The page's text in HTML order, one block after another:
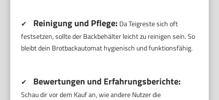
✔ Reinigung und Pflege: Da Teigreste sich oft
festsetzen, sollte der Backbehälter leicht zu reinigen sein. So
bleibt dein Brotbackautomat hygienisch und funktionsfähig.
✔ Bewertungen und Erfahrungsberichte:
Schau dir vor dem Kauf an, wie andere Nutzer die